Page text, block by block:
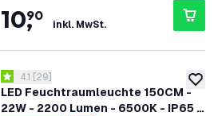
10,
90
inkl. MwSt.
zur
LED Feuchtraumleuchte 150CM -
22W - 2200 Lumen - 6500K - IP65 -
Bewertungsbereich öffnen
4.1 Bewertungssterne
4.1 [29]